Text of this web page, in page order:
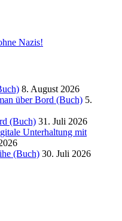
8. August 2026
über Bord (Buch) 5.
(Buch) 31. Juli 2026
Unterhaltung mit
(Buch) 30. Juli 2026